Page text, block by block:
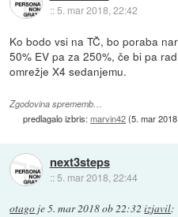
::5. mar 2018, 22:42
Ko bodo vsi na TČ, bo poraba
50% EV pa za 250%, če bi pa
omrežje X4 sedanjemu.
Zgodovina sprememb…
predlagalo izbris:marvin42(5. mar
next3steps
:: 5. mar 2018, 22:44
otago je5. mar 2018 ob 22:32 izjavil: